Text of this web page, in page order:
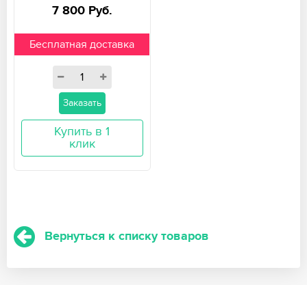
7 800 Руб.
Бесплатная доставка
Заказать
Купить в 1
клик
Вернуться к списку товаров